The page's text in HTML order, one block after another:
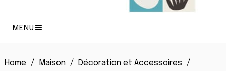
MENU
Home Maison
Décoration et Accessoires